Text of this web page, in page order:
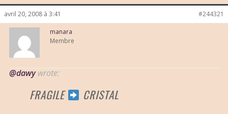
avril 20, 2008 à 3:41 #244321
manara
Membre
@dawywrote:
FRAGILE CRISTAL